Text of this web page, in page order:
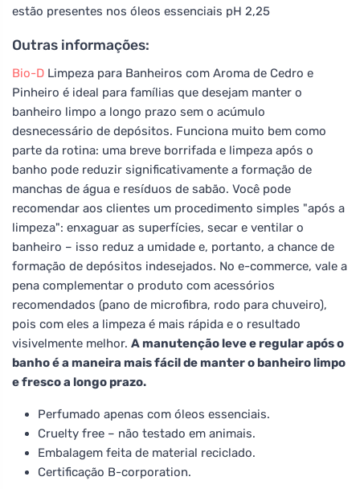
estão presentes nos óleos essenciais pH 2,25
Outras informações:
Bio-D Limpeza para Banheiros com Aroma de Cedro e
Pinheiro é ideal para famílias que desejam manter o
banheiro limpo a longo prazo sem o acúmulo
desnecessário de depósitos. Funciona muito bem como
parte da rotina: uma breve borrifada e limpeza após o
banho pode reduzir significativamente a formação de
manchas de água e resíduos de sabão. Você pode
recomendar aos clientes um procedimento simples "após a
limpeza": enxaguar as superfícies, secar e ventilar o
banheiro – isso reduz a umidade e, portanto, a chance de
formação de depósitos indesejados. No e-commerce, vale a
pena complementar o produto com acessórios
recomendados (pano de microfibra, rodo para chuveiro),
pois com eles a limpeza é mais rápida e o resultado
visivelmente melhor. A manutenção leve e regular após o
banho é a maneira mais fácil de manter o banheiro limpo
e fresco a longo prazo.
Perfumado apenas com óleos essenciais.
Cruelty free – não testado em animais.
Embalagem feita de material reciclado.
Certificação B-corporation.